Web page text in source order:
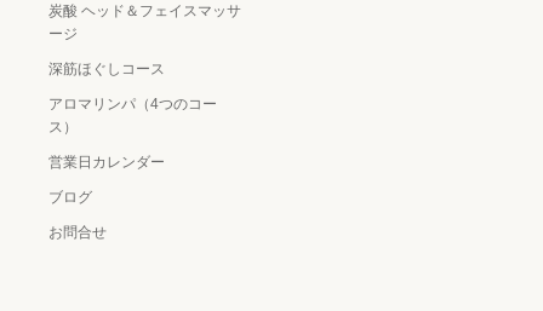
炭酸 ヘッド＆フェイスマッサ
ージ
深筋ほぐしコース
アロマリンパ（4つのコー
ス）
営業日カレンダー
ブログ
お問合せ